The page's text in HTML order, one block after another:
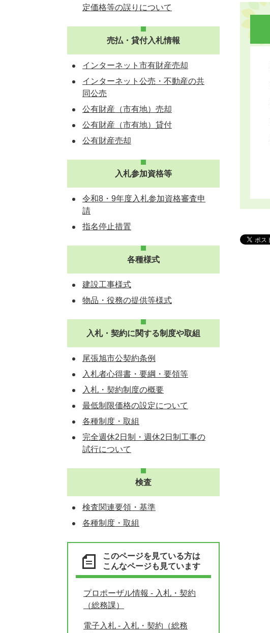
定価格等の誤りについて
売払・貸付入札情報
インターネット市有財産売却
インターネット公売・不動産の共
同公売
公有財産（市有地）売却
公有財産（市有地）貸付
公有財産売却
入札参加資格等
令和8・9年度入札参加資格審査申
請
指名停止措置
各種様式
建設工事様式
物品・役務の提供等様式
入札・契約に関する制度や取組
尾張旭市公契約条例
入札者心得書・要綱・要領等
入札・契約制度の概要
最低制限価格の設定について
各種制度・取組
完全週休2日制・週休2日制工事の
試行について
検査
検査関連要領・基準
各種制度・取組
このページを見ている方は
こんなページも見ています
プロポーザル情報 - 入札・契約
（総務課）
電子入札 - 入札・契約（総務